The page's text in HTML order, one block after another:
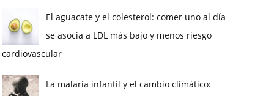
El aguacate y el colesterol: comer uno al día
se asocia a LDL más bajo y menos riesgo
cardiovascular
La malaria infantil y el cambio climático: